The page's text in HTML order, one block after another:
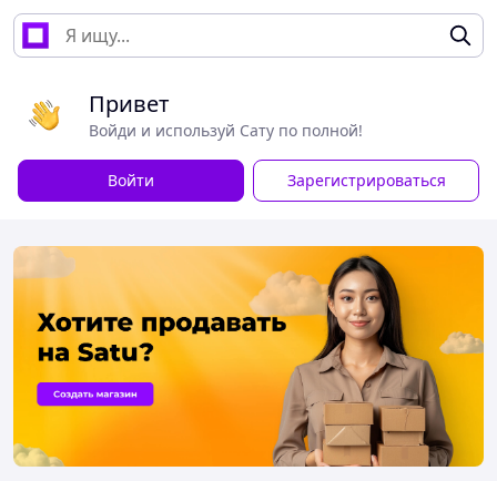
Привет
Войди и используй Сату по полной!
Войти Зарегистрироваться